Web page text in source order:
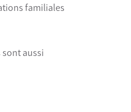
familiales
sont aussi